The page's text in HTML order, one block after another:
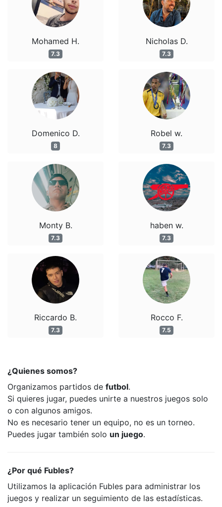
Mohamed H.
7.3
Domenico D.
8
Monty B.
7.3
Riccardo B.
7.3
Nicholas D.
7.3
Robel w.
7.3
haben w.
7.3
Rocco F.
7.5
¿Quienes somos?
Organizamos partidos de futbol.
Si quieres jugar, puedes unirte a nuestros juegos solo
o con algunos amigos.
No es necesario tener un equipo, no es un torneo.
Puedes jugar también solo un juego.
¿Por qué Fubles?
Utilizamos la aplicación Fubles para administrar los
juegos y realizar un seguimiento de las estadísticas.